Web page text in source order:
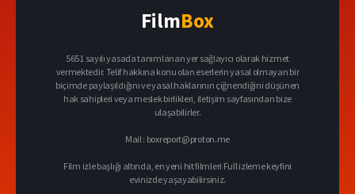
FilmBox
5651 sayılı yasada tanımlanan yer sağlayıcı olarak hizmet
vermektedir. Telif hakkına konu olan eserlerin yasal olmayan bir
biçimde paylaşıldığını ve yasal haklarının çiğnendiğini düşünen
hak sahipleri veya meslek birlikleri, iletişim sayfasından bize
ulaşabilirler.
Mail : boxreport@proton.me
Film izle başlığı altında, en yeni hit filmleri Full izleme keyfini
evinizde yaşayabilirsiniz.